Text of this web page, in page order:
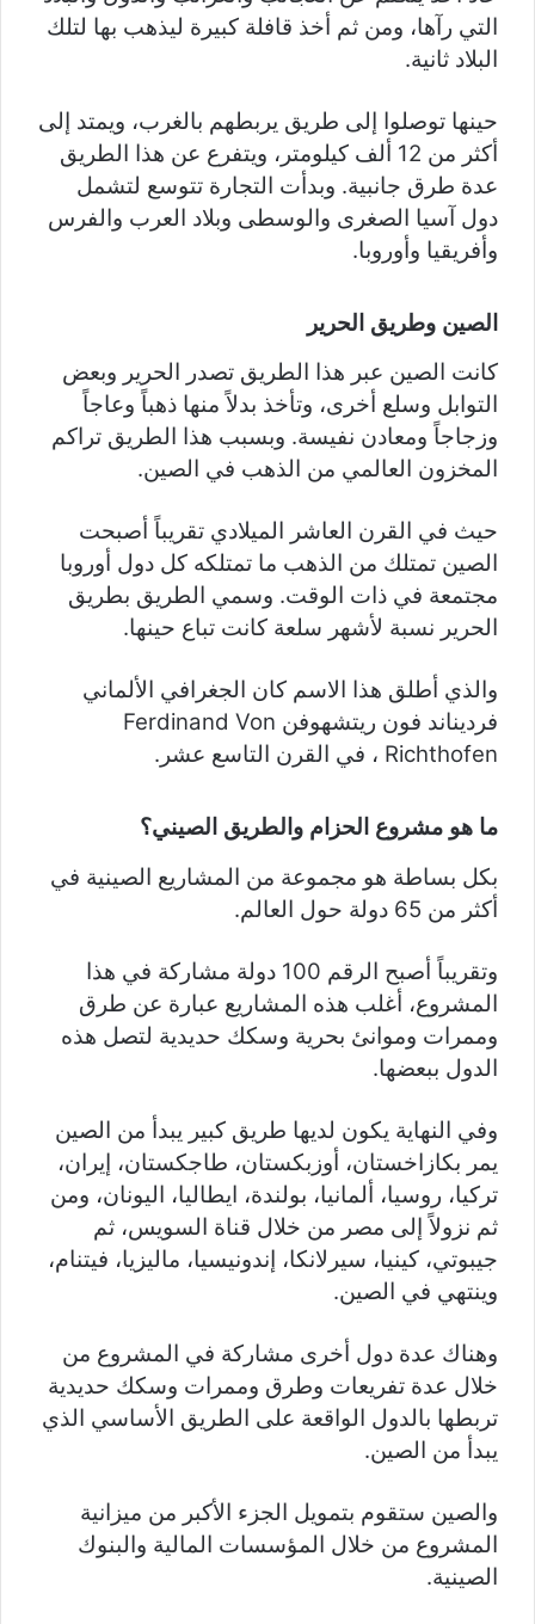
التي رآها، ومن ثم أخذ قافلة كبيرة ليذهب بها لتلك
البلاد ثانية.
حينها توصلوا إلى طريق يربطهم بالغرب، ويمتد إلى
أكثر من 12 ألف كيلومتر، ويتفرع عن هذا الطريق
عدة طرق جانبية. وبدأت التجارة تتوسع لتشمل
دول آسيا الصغرى والوسطى وبلاد العرب والفرس
وأفريقيا وأوروبا.
الصين وطريق الحرير
كانت الصين عبر هذا الطريق تصدر الحرير وبعض
التوابل وسلع أخرى، وتأخذ بدلاً منها ذهباً وعاجاً
وزجاجاً ومعادن نفيسة. وبسبب هذا الطريق تراكم
المخزون العالمي من الذهب في الصين.
حيث في القرن العاشر الميلادي تقريباً أصبحت
الصين تمتلك من الذهب ما تمتلكه كل دول أوروبا
مجتمعة في ذات الوقت. وسمي الطريق بطريق
الحرير نسبة لأشهر سلعة كانت تباع حينها.
والذي أطلق هذا الاسم كان الجغرافي الألماني
فرديناند فون ريتشهوفن Ferdinand Von
Richthofen ، في القرن التاسع عشر.
ما هو مشروع الحزام والطريق الصيني؟
بكل بساطة هو مجموعة من المشاريع الصينية في
أكثر من 65 دولة حول العالم.
وتقريباً أصبح الرقم 100 دولة مشاركة في هذا
المشروع، أغلب هذه المشاريع عبارة عن طرق
وممرات وموانئ بحرية وسكك حديدية لتصل هذه
الدول ببعضها.
وفي النهاية يكون لديها طريق كبير يبدأ من الصين
يمر بكازاخستان، أوزبكستان، طاجكستان، إيران،
تركيا، روسيا، ألمانيا، بولندة، ايطاليا، اليونان، ومن
ثم نزولاً إلى مصر من خلال قناة السويس، ثم
جيبوتي، كينيا، سيرلانكا، إندونيسيا، ماليزيا، فيتنام،
وينتهي في الصين.
وهناك عدة دول أخرى مشاركة في المشروع من
خلال عدة تفريعات وطرق وممرات وسكك حديدية
تربطها بالدول الواقعة على الطريق الأساسي الذي
يبدأ من الصين.
والصين ستقوم بتمويل الجزء الأكبر من ميزانية
المشروع من خلال المؤسسات المالية والبنوك
الصينية.